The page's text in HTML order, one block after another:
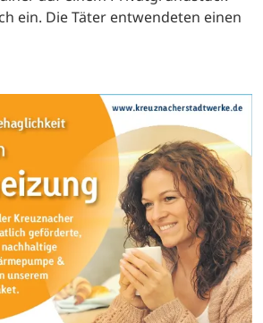
ein. Die Täter entwendeten einen